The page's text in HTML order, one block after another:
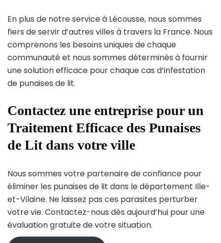
En plus de notre service à Lécousse, nous sommes
fiers de servir d’autres villes à travers la France. Nous
comprenons les besoins uniques de chaque
communauté et nous sommes déterminés à fournir
une solution efficace pour chaque cas d’infestation
de punaises de lit.
Contactez une entreprise pour un
Traitement Efficace des Punaises
de Lit dans votre ville
Nous sommes votre partenaire de confiance pour
éliminer les punaises de lit dans le département Ille-
et-Vilaine. Ne laissez pas ces parasites perturber
votre vie. Contactez-nous dès aujourd’hui pour une
évaluation gratuite de votre situation.